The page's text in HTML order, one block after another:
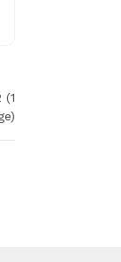
(1